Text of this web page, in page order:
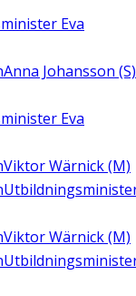
Eva
Anna Johansson (S)
Eva
Viktor Wärnick (M)
Viktor Wärnick (M)